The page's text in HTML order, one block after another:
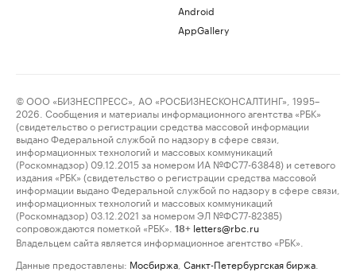
Android
AppGallery
© ООО «БИЗНЕСПРЕСС», АО «РОСБИЗНЕСКОНСАЛТИНГ», 1995–
2026. Сообщения и материалы информационного агентства «РБК»
(свидетельство о регистрации средства массовой информации
выдано Федеральной службой по надзору в сфере связи,
информационных технологий и массовых коммуникаций
(Роскомнадзор) 09.12.2015 за номером ИА №ФС77-63848) и сетевого
издания «РБК» (свидетельство о регистрации средства массовой
информации выдано Федеральной службой по надзору в сфере связи,
информационных технологий и массовых коммуникаций
(Роскомнадзор) 03.12.2021 за номером ЭЛ №ФС77-82385)
сопровождаются пометкой «РБК».
18+ letters@rbc.ru
Владельцем сайта является информационное агентство «РБК».
Данные предоставлены: Мосбиржа Санкт-Петербургская биржа